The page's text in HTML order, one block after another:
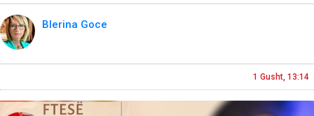
Blerina Goce
1 Gusht, 13:14